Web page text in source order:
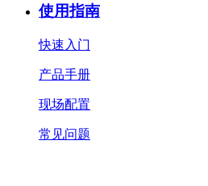
使用指南
快速入门
产品手册
现场配置
常见问题